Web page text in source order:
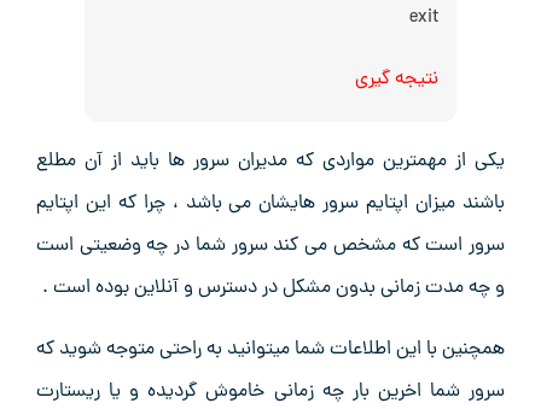
exit
نتیجه گیری
یکی از مهمترین مواردی که مدیران سرور ها باید از آن مطلع
باشند میزان اپتایم سرور هایشان می باشد ، چرا که این اپتایم
سرور است که مشخص می کند سرور شما در چه وضعیتی است
و چه مدت زمانی بدون مشکل در دسترس و آنلاین بوده است .
همچنین با این اطلاعات شما میتوانید به راحتی متوجه شوید که
سرور شما اخرین بار چه زمانی خاموش گردیده و یا ریستارت